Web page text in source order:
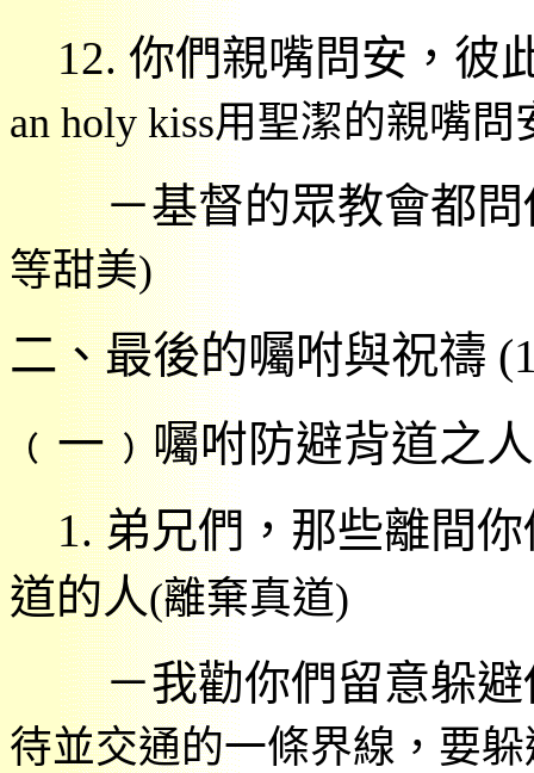
12.你們親嘴問安， 彼
an holy kiss用聖潔的親嘴問
－基督的眾教會都
等甜美)
二、最後的囑咐與祝禱
﹙一﹚囑咐防避背道之
1.弟兄們，那些離間
道的人(離棄真道)
－我勸你們留意躲
待並交通的一條界線，要